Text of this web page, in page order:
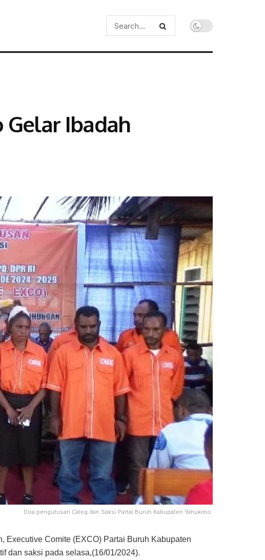
Gelar Ibadah
Doa pengutusan Caleg dan Saksi Partai Buruh Kabupaten Yahukimo.
Comite (EXCO) Partai Buruh Kabupaten
dan saksi pada selasa,(16/01/2024).